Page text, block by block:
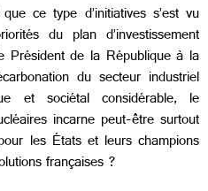
ce type d’initiatives s’est vu
du plan d’investissement
de la République à la
du secteur industriel
et sociétal considérable, le
incarne peut-être surtout
les États et leurs champions
françaises ?